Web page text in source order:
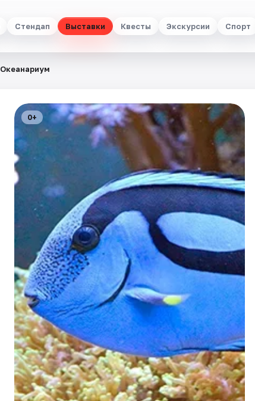
Стендап Выставки Квесты Экскурсии Спорт
Океанариум
0+